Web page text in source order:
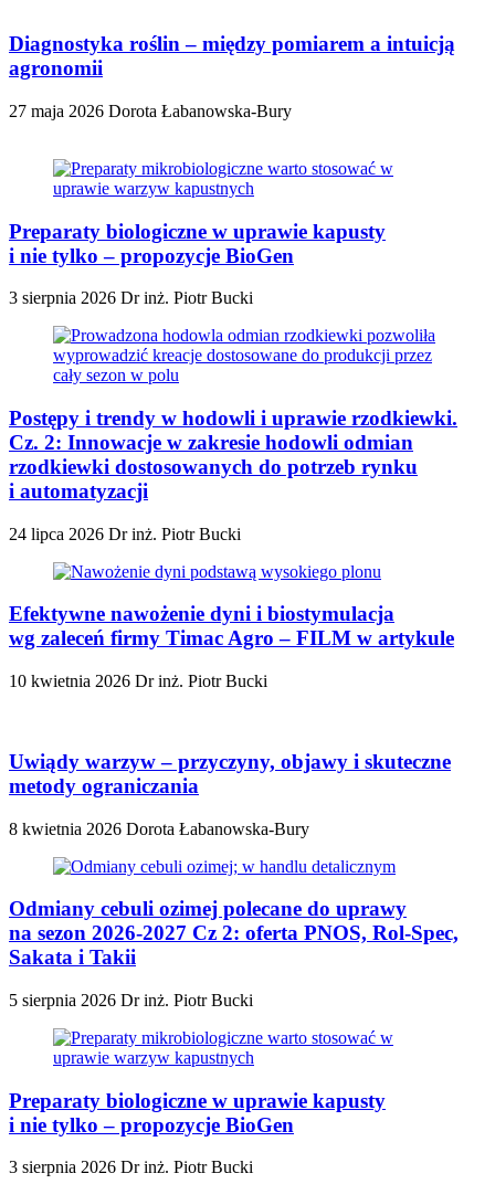
Diagnostyka roślin – między pomiarem a intuicją
agronomii
27 maja 2026 Dorota Łabanowska-Bury
Preparaty biologiczne w uprawie kapusty
i nie tylko – propozycje BioGen
3 sierpnia 2026 Dr inż. Piotr Bucki
Postępy i trendy w hodowli i uprawie rzodkiewki.
Cz. 2: Innowacje w zakresie hodowli odmian
rzodkiewki dostosowanych do potrzeb rynku
i automatyzacji
24 lipca 2026 Dr inż. Piotr Bucki
Efektywne nawożenie dyni i biostymulacja
wg zaleceń firmy Timac Agro – FILM w artykule
10 kwietnia 2026 Dr inż. Piotr Bucki
Uwiądy warzyw – przyczyny, objawy i skuteczne
metody ograniczania
8 kwietnia 2026 Dorota Łabanowska-Bury
Odmiany cebuli ozimej polecane do uprawy
na sezon 2026-2027 Cz 2: oferta PNOS, Rol-Spec,
Sakata i Takii
5 sierpnia 2026 Dr inż. Piotr Bucki
Preparaty biologiczne w uprawie kapusty
i nie tylko – propozycje BioGen
3 sierpnia 2026 Dr inż. Piotr Bucki